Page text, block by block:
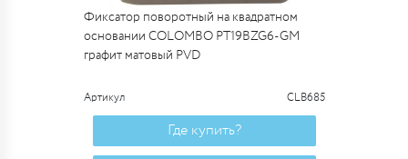
Фиксатор поворотный на квадратном
основании COLOMBO PT19BZG6-GM
графит матовый PVD
Артикул CLB685
Где купить?